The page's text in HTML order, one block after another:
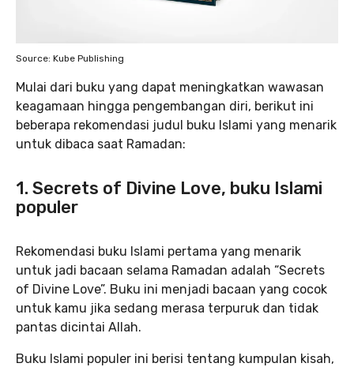
Source: Kube Publishing
Mulai dari buku yang dapat meningkatkan wawasan
keagamaan hingga pengembangan diri, berikut ini
beberapa rekomendasi judul buku Islami yang menarik
untuk dibaca saat Ramadan:
1. Secrets of Divine Love, buku Islami
populer
Rekomendasi buku Islami pertama yang menarik
untuk jadi bacaan selama Ramadan adalah “Secrets
of Divine Love”. Buku ini menjadi bacaan yang cocok
untuk kamu jika sedang merasa terpuruk dan tidak
pantas dicintai Allah.
Buku Islami populer ini berisi tentang kumpulan kisah,